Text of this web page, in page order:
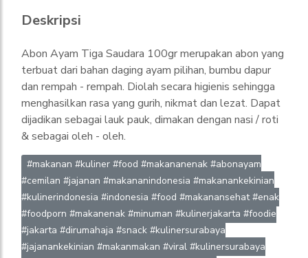
Deskripsi
Abon Ayam Tiga Saudara 100gr merupakan abon yang
terbuat dari bahan daging ayam pilihan, bumbu dapur
dan rempah - rempah. Diolah secara higienis sehingga
menghasilkan rasa yang gurih, nikmat dan lezat. Dapat
dijadikan sebagai lauk pauk, dimakan dengan nasi / roti
& sebagai oleh - oleh.
#makanan #kuliner #food #makananenak #abonayam
#cemilan #jajanan #makananindonesia #makanankekinian
#kulinerindonesia #indonesia #food #makanansehat #enak
#foodporn #makanenak #minuman #kulinerjakarta #foodie
#jakarta #dirumahaja #snack #kulinersurabaya
#jajanankekinian #makanmakan #viral #kulinersurabaya